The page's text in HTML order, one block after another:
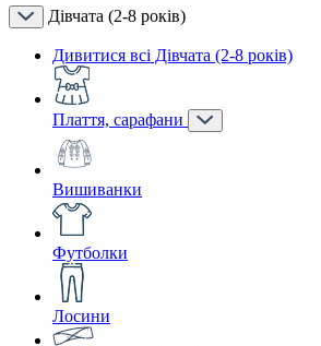
Дівчата (2-8 років)
Дивитися всі Дівчата (2-8 років)
Плаття, сарафани
Вишиванки
Футболки
Лосини